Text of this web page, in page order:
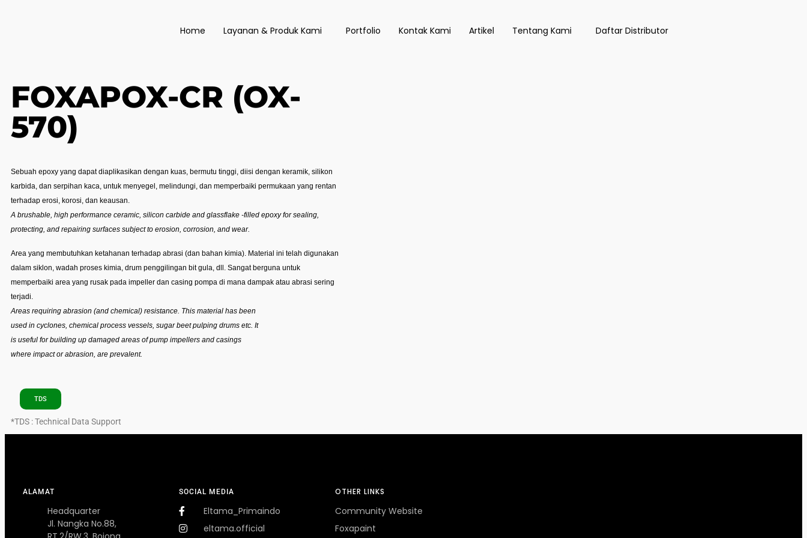
Home Layanan & Produk Kami Portfolio Kontak Kami Artikel Tentang Kami Daftar Distributor
FOXAPOX-CR (OX-
570)
Sebuah epoxy yang dapat diaplikasikan dengan kuas, bermutu tinggi, diisi dengan keramik, silikon
karbida, dan serpihan kaca, untuk menyegel, melindungi, dan memperbaiki permukaan yang rentan
terhadap erosi, korosi, dan keausan.
A brushable, high performance ceramic, silicon carbide and glassflake -filled epoxy for sealing,
protecting, and repairing surfaces subject to erosion, corrosion, and wear.
Area yang membutuhkan ketahanan terhadap abrasi (dan bahan kimia). Material ini telah digunakan
dalam siklon, wadah proses kimia, drum penggilingan bit gula, dll. Sangat berguna untuk
memperbaiki area yang rusak pada impeller dan casing pompa di mana dampak atau abrasi sering
terjadi.
Areas requiring abrasion (and chemical) resistance. This material has been
used in cyclones, chemical process vessels, sugar beet pulping drums etc. It
is useful for building up damaged areas of pump impellers and casings
where impact or abrasion, are prevalent.
TDS
*TDS : Technical Data Support
ALAMAT
Headquarter
Jl. Nangka No.88,
SOCIAL MEDIA
Eltama_Primaindo
eltama.official
OTHER LINKS
Community Website
Foxapaint